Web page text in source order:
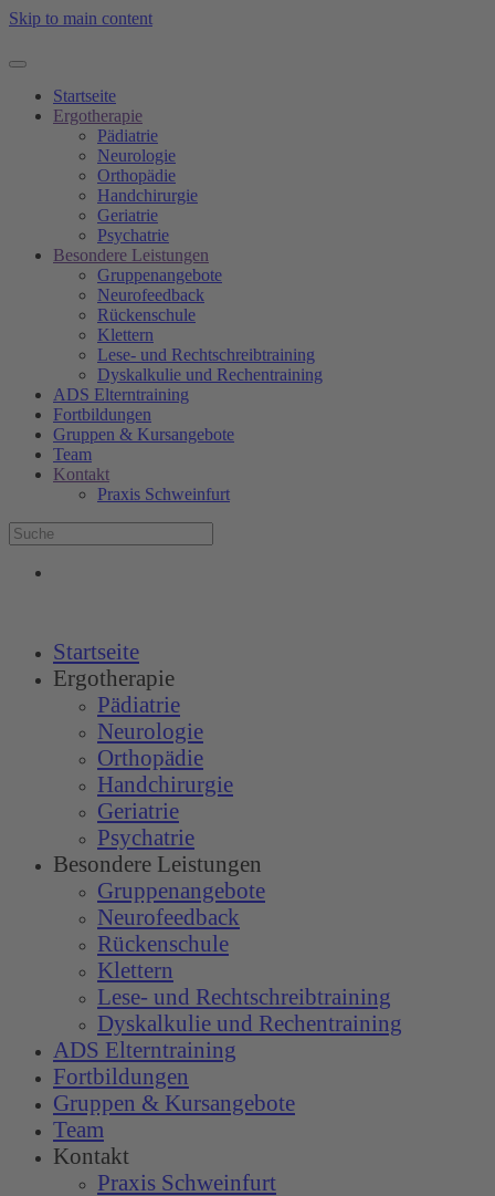
Skip to main content
Startseite
Ergotherapie
Pädiatrie
Neurologie
Orthopädie
Handchirurgie
Geriatrie
Psychatrie
Besondere Leistungen
Gruppenangebote
Neurofeedback
Rückenschule
Klettern
Lese- und Rechtschreibtraining
Dyskalkulie und Rechentraining
ADS Elterntraining
Fortbildungen
Gruppen & Kursangebote
Team
Kontakt
Praxis Schweinfurt
Startseite
Ergotherapie
Pädiatrie
Neurologie
Orthopädie
Handchirurgie
Geriatrie
Psychatrie
Besondere Leistungen
Gruppenangebote
Neurofeedback
Rückenschule
Klettern
Lese- und Rechtschreibtraining
Dyskalkulie und Rechentraining
ADS Elterntraining
Fortbildungen
Gruppen & Kursangebote
Team
Kontakt
Praxis Schweinfurt